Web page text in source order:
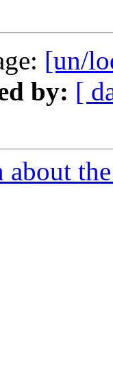
[un/
by: [